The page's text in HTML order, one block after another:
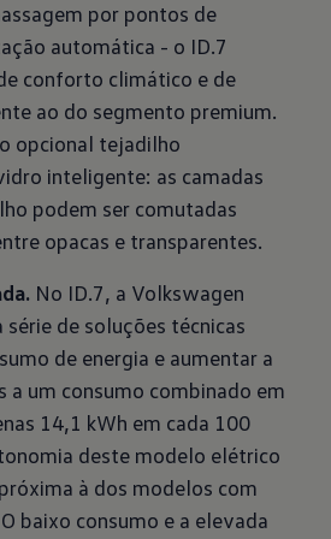
por pontos de
automática - o ID.7
conforto climático e de
ao do segmento premium.
opcional tejadilho
inteligente: as camadas
podem ser comutadas
opacas e transparentes.
No ID.7, a Volkswagen
de soluções técnicas
de energia e aumentar a
a um consumo combinado em
14,1 kWh em cada 100
deste modelo elétrico
à dos modelos com
baixo consumo e a elevada